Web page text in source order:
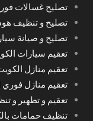
تصليح غسالات
تصليح و تنظيف
تصليح و صيانة
تعقيم سيارات
تعقيم منازل الكويت
تعقيم منازل فوري
تعقيم و تطهير و
تنظيف حمامات